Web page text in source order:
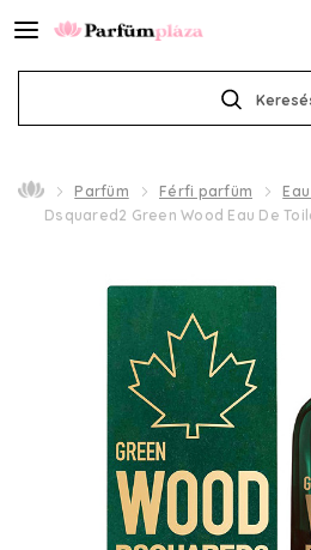
Parfüm Férfi parfüm
Dsquared2 Green Wood Eau De